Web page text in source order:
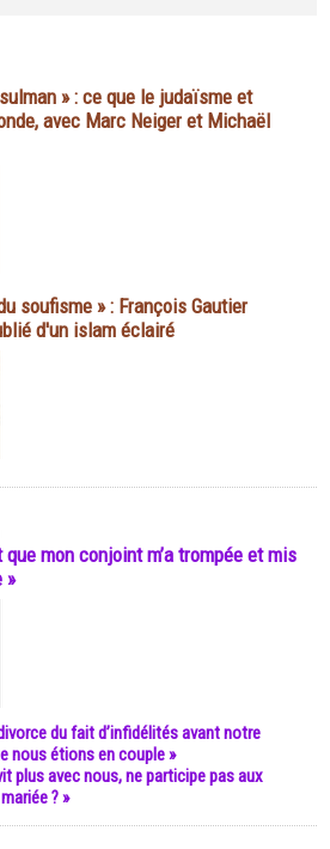
» : ce que le judaïsme et
avec Marc Neiger et Michaël
soufisme » : François Gautier
d'un islam éclairé
que mon conjoint m’a trompée et mis
»
du fait d’infidélités avant notre
nous étions en couple »
plus avec nous, ne participe pas aux
? »